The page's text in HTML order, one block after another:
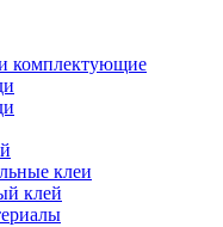
комплектующие
клеи
клей